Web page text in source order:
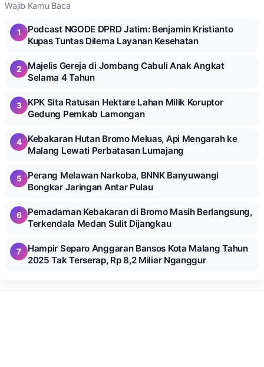
Wajib Kamu Baca
1
Podcast NGODE DPRD Jatim: Benjamin Kristianto
Kupas Tuntas Dilema Layanan Kesehatan
2
Majelis Gereja di Jombang Cabuli Anak Angkat
Selama 4 Tahun
3
KPK Sita Ratusan Hektare Lahan Milik Koruptor
Gedung Pemkab Lamongan
4
Kebakaran Hutan Bromo Meluas, Api Mengarah ke
Malang Lewati Perbatasan Lumajang
5
Perang Melawan Narkoba, BNNK Banyuwangi
Bongkar Jaringan Antar Pulau
6
Pemadaman Kebakaran di Bromo Masih Berlangsung,
Terkendala Medan Sulit Dijangkau
7
Hampir Separo Anggaran Bansos Kota Malang Tahun
2025 Tak Terserap, Rp 8,2 Miliar Nganggur